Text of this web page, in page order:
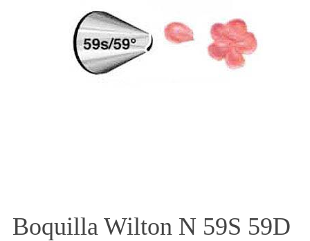
Boquilla Wilton N 59S 59D